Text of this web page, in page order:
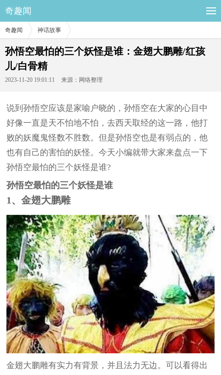
奇趣闻
奇趣闻 神话故事
孙悟空最怕的三个妖怪是谁：金翅大鹏雕/红孩
儿/白骨精
2023-11-20 19:01:11 来源：网络整理
说到孙悟空应该是家喻户晓的，孙悟空在大家的心目中
好像一直是天不怕地不怕，去西天取经的这一路，他打
败的妖魔鬼怪数不胜数。但是孙悟空也是有弱点的，他
也有自己的害怕的妖怪。今天小编就带大家来盘点一下
孙悟空最怕的三个妖怪是谁?
孙悟空最怕的三个妖怪是谁
1、金翅大鹏雕
金翅大鹏雕有实力有背景，并且法力无边。可以看得出